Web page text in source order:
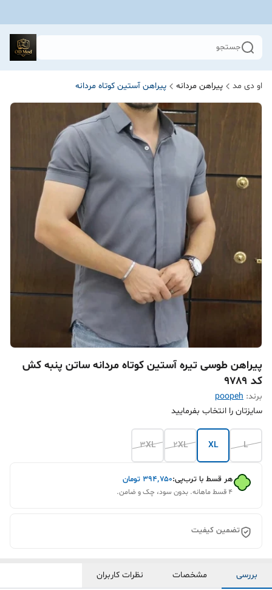
جستجو
او دی مد پیراهن مردانه پیراهن آستین کوتاه مردانه
پیراهن طوسی تیره آستین کوتاه مردانه ساتن پنبه کش
کد ۹۷۸۹
برند: poopeh
سایزتان را انتخاب بفرمایید
L
XL
2XL
3XL
هر قسط با ترب‌پی:۳۹۴٬۷۵۰ تومان
۴ قسط ماهانه. بدون سود، چک و ضامن.
تضمین کیفیت
بررسی مشخصات نظرات کاربران